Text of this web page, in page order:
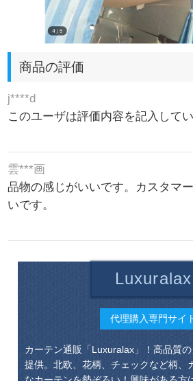
商品の評価
j****d
このユーザは評価内容を記入してい
雲***画
品物の感じがいいです。カスタマ
いです。
Luxuralax
代理購入専門サイ
カーテン通販「Luxuralax」！高品質
提供。北欧、花柄、チェックなど柄、